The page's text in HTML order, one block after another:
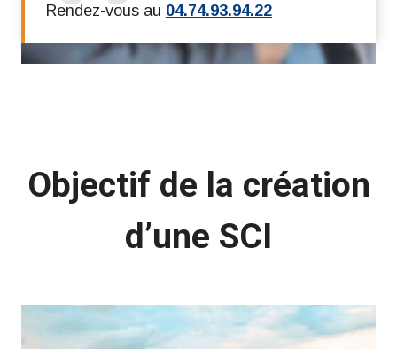
Rendez-vous au 04.74.93.94.22
Objectif de la création
d’une SCI